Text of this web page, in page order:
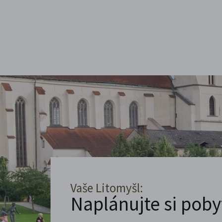
Vaše Litomyšl:
Naplánujte si